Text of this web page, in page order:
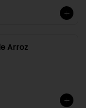
Arroz